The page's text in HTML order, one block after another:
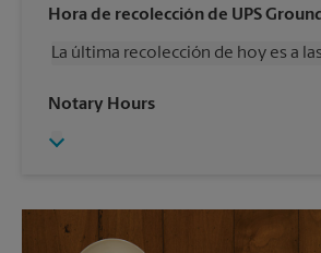
Miércoles
4:00 PM
Viernes
4:00 PM
Domingo
Hora de recolección de UPS Ground
La última recolección de hoy es a
Miércoles
Viernes
Martes
Notary Hours